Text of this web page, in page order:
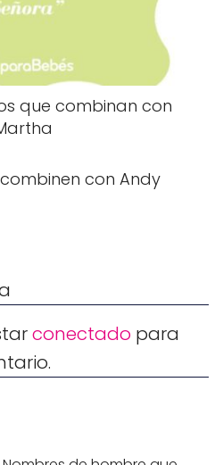
que combinan con
con Andy
conectado para